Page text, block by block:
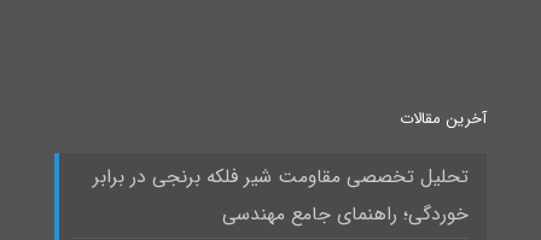
آخرین مقالات
تحلیل تخصصی مقاومت شیر فلکه برنجی در برابر
خوردگی؛ راهنمای جامع مهندسی